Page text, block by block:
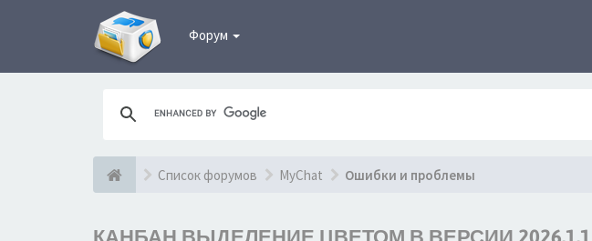
Форум
Список форумов MyChat Ошибки и проблемы